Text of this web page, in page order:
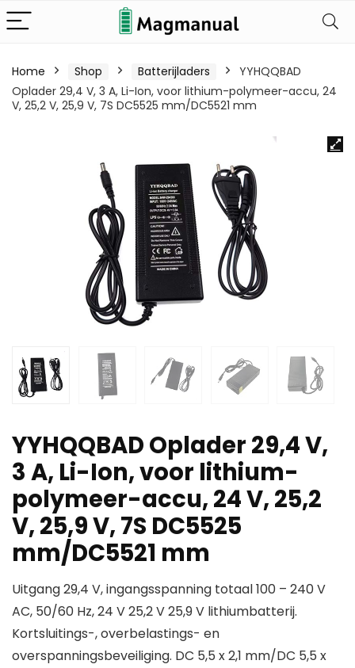
Home Shop Batterijladers
YYHQQBAD
Oplader 29,4 V, 3 A, Li-Ion, voor lithium-polymeer-accu, 24
V, 25,2 V, 25,9 V, 7S DC5525 mm/DC5521 mm
YYHQQBAD Oplader 29,4 V,
3 A, Li-Ion, voor lithium-
polymeer-accu, 24 V, 25,2
V, 25,9 V, 7S DC5525
mm/DC5521 mm
Uitgang 29,4 V, ingangsspanning totaal 100 – 240 V
AC, 50/60 Hz, 24 V 25,2 V 25,9 V lithiumbatterij.
Kortsluitings-, overbelastings- en
overspanningsbeveiliging. DC 5,5 x 2,1 mm/DC 5,5 x